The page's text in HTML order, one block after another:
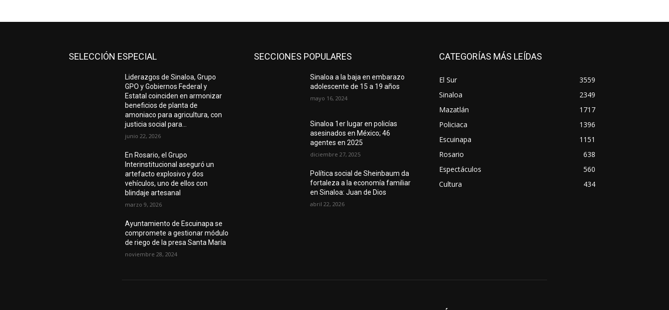
SELECCIÓN ESPECIAL
Liderazgos de Sinaloa, Grupo
GPO y Gobiernos Federal y
Estatal coinciden en armonizar
beneficios de planta de
amoniaco para agricultura, con
justicia social para...
junio 22, 2026
En Rosario, el Grupo
Interinstitucional aseguró un
artefacto explosivo y dos
vehículos, uno de ellos con
blindaje artesanal
marzo 9, 2026
Ayuntamiento de Escuinapa se
compromete a gestionar módulo
de riego de la presa Santa María
noviembre 28, 2024
SECCIONES POPULARES
Sinaloa a la baja en embarazo
adolescente de 15 a 19 años
mayo 16, 2024
Sinaloa 1er lugar en policías
asesinados en México; 46
agentes en 2025
diciembre 27, 2025
Política social de Sheinbaum da
fortaleza a la economía familiar
en Sinaloa: Juan de Dios
abril 22, 2026
CATEGORÍAS MÁS LEÍDAS
El Sur
3559
Sinaloa
2349
Mazatlán
1717
Policiaca
1396
Escuinapa
1151
Rosario
638
Espectáculos
560
Cultura
434